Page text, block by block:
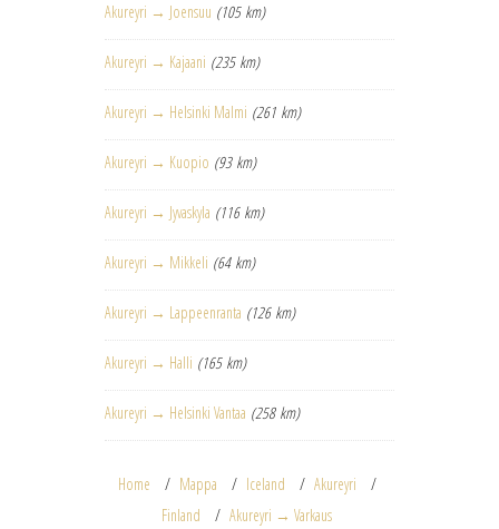
Akureyri → Joensuu (105 km)
Akureyri → Kajaani (235 km)
Akureyri → Helsinki Malmi (261 km)
Akureyri → Kuopio (93 km)
Akureyri → Jyvaskyla (116 km)
Akureyri → Mikkeli (64 km)
Akureyri → Lappeenranta (126 km)
Akureyri → Halli (165 km)
Akureyri → Helsinki Vantaa (258 km)
Home Mappa Iceland
Akureyri
Finland
Akureyri → Varkaus